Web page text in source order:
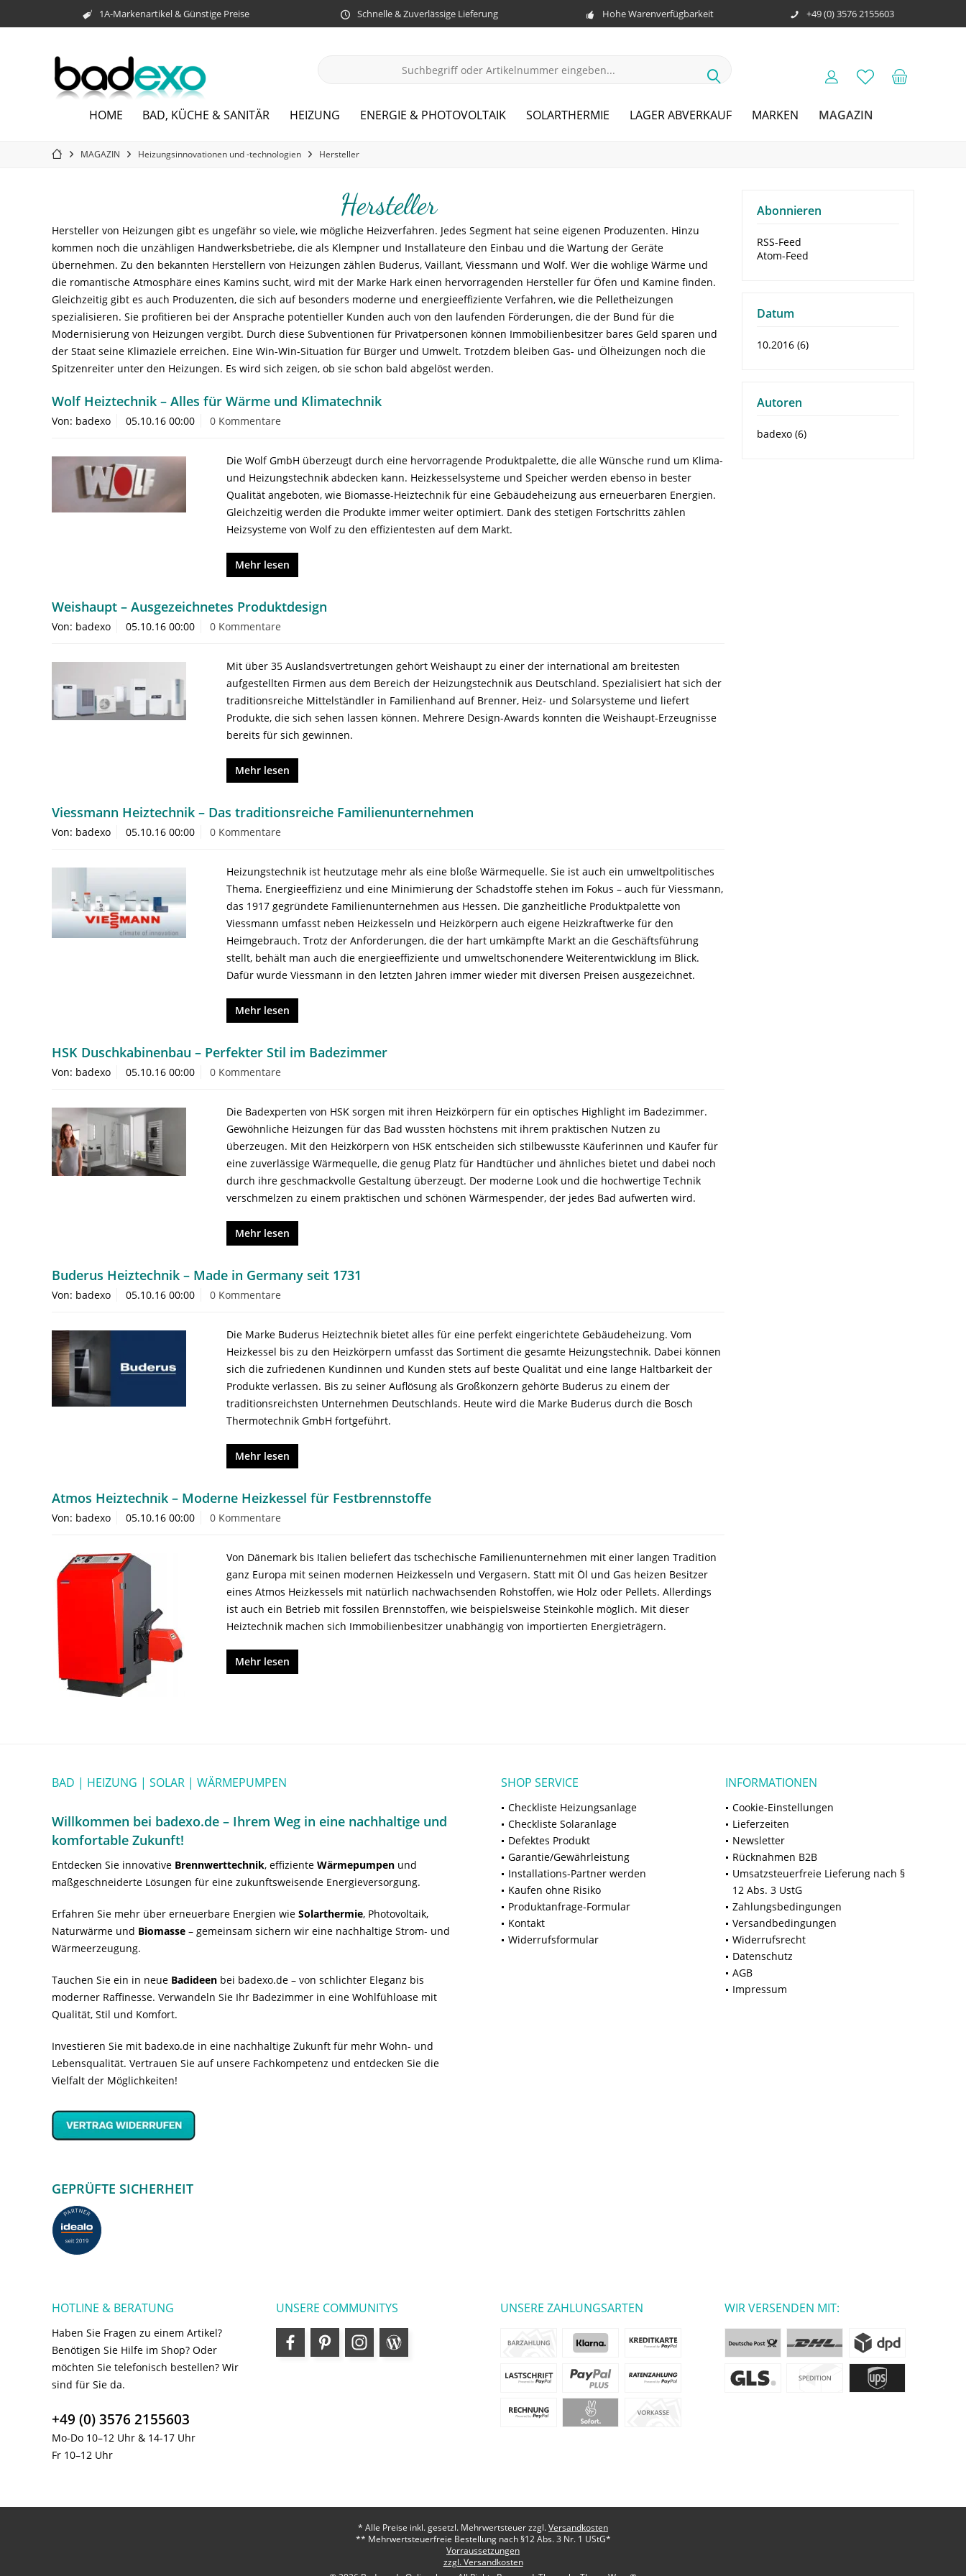
1A-Markenartikel & Günstige Preise Schnelle & Zuverlässige Lieferung Hohe Warenverfügbarkeit +49 (0) 3576 2155603
HOME BAD, KÜCHE & SANITÄR HEIZUNG ENERGIE & PHOTOVOLTAIK SOLARTHERMIE LAGER ABVERKAUF MARKEN MAGAZIN
MAGAZIN Heizungsinnovationen und -technologien Hersteller
Abonnieren
RSS-Feed
Atom-Feed
Datum
10.2016 (6)
Autoren
badexo (6)
Hersteller
Hersteller von Heizungen gibt es ungefähr so viele, wie mögliche Heizverfahren. Jedes Segment hat seine eigenen Produzenten. Hinzu
kommen noch die unzähligen Handwerksbetriebe, die als Klempner und Installateure den Einbau und die Wartung der Geräte
übernehmen. Zu den bekannten Herstellern von Heizungen zählen Buderus, Vaillant, Viessmann und Wolf. Wer die wohlige Wärme und
die romantische Atmosphäre eines Kamins sucht, wird mit der Marke Hark einen hervorragenden Hersteller für Öfen und Kamine finden.
Gleichzeitig gibt es auch Produzenten, die sich auf besonders moderne und energieeffiziente Verfahren, wie die Pelletheizungen
spezialisieren. Sie profitieren bei der Ansprache potentieller Kunden auch von den laufenden Förderungen, die der Bund für die
Modernisierung von Heizungen vergibt. Durch diese Subventionen für Privatpersonen können Immobilienbesitzer bares Geld sparen und
der Staat seine Klimaziele erreichen. Eine Win-Win-Situation für Bürger und Umwelt. Trotzdem bleiben Gas- und Ölheizungen noch die
Spitzenreiter unter den Heizungen. Es wird sich zeigen, ob sie schon bald abgelöst werden.
Wolf Heiztechnik – Alles für Wärme und Klimatechnik
Von: badexo 05.10.16 00:00 0 Kommentare
Die Wolf GmbH überzeugt durch eine hervorragende Produktpalette, die alle Wünsche rund um Klima-
und Heizungstechnik abdecken kann. Heizkesselsysteme und Speicher werden ebenso in bester
Qualität angeboten, wie Biomasse-Heiztechnik für eine Gebäudeheizung aus erneuerbaren Energien.
Gleichzeitig werden die Produkte immer weiter optimiert. Dank des stetigen Fortschritts zählen
Heizsysteme von Wolf zu den effizientesten auf dem Markt.
Mehr lesen
Weishaupt – Ausgezeichnetes Produktdesign
Von: badexo 05.10.16 00:00 0 Kommentare
Mit über 35 Auslandsvertretungen gehört Weishaupt zu einer der international am breitesten
aufgestellten Firmen aus dem Bereich der Heizungstechnik aus Deutschland. Spezialisiert hat sich der
traditionsreiche Mittelständler in Familienhand auf Brenner, Heiz- und Solarsysteme und liefert
Produkte, die sich sehen lassen können. Mehrere Design-Awards konnten die Weishaupt-Erzeugnisse
bereits für sich gewinnen.
Mehr lesen
Viessmann Heiztechnik – Das traditionsreiche Familienunternehmen
Von: badexo 05.10.16 00:00 0 Kommentare
Heizungstechnik ist heutzutage mehr als eine bloße Wärmequelle. Sie ist auch ein umweltpolitisches
Thema. Energieeffizienz und eine Minimierung der Schadstoffe stehen im Fokus – auch für Viessmann,
das 1917 gegründete Familienunternehmen aus Hessen. Die ganzheitliche Produktpalette von
Viessmann umfasst neben Heizkesseln und Heizkörpern auch eigene Heizkraftwerke für den
Heimgebrauch. Trotz der Anforderungen, die der hart umkämpfte Markt an die Geschäftsführung
stellt, behält man auch die energieeffiziente und umweltschonendere Weiterentwicklung im Blick.
Dafür wurde Viessmann in den letzten Jahren immer wieder mit diversen Preisen ausgezeichnet.
Mehr lesen
HSK Duschkabinenbau – Perfekter Stil im Badezimmer
Von: badexo 05.10.16 00:00 0 Kommentare
Die Badexperten von HSK sorgen mit ihren Heizkörpern für ein optisches Highlight im Badezimmer.
Gewöhnliche Heizungen für das Bad wussten höchstens mit ihrem praktischen Nutzen zu
überzeugen. Mit den Heizkörpern von HSK entscheiden sich stilbewusste Käuferinnen und Käufer für
eine zuverlässige Wärmequelle, die genug Platz für Handtücher und ähnliches bietet und dabei noch
durch ihre geschmackvolle Gestaltung überzeugt. Der moderne Look und die hochwertige Technik
verschmelzen zu einem praktischen und schönen Wärmespender, der jedes Bad aufwerten wird.
Mehr lesen
Buderus Heiztechnik – Made in Germany seit 1731
Von: badexo 05.10.16 00:00 0 Kommentare
Die Marke Buderus Heiztechnik bietet alles für eine perfekt eingerichtete Gebäudeheizung. Vom
Heizkessel bis zu den Heizkörpern umfasst das Sortiment die gesamte Heizungstechnik. Dabei können
sich die zufriedenen Kundinnen und Kunden stets auf beste Qualität und eine lange Haltbarkeit der
Produkte verlassen. Bis zu seiner Auflösung als Großkonzern gehörte Buderus zu einem der
traditionsreichsten Unternehmen Deutschlands. Heute wird die Marke Buderus durch die Bosch
Thermotechnik GmbH fortgeführt.
Mehr lesen
Atmos Heiztechnik – Moderne Heizkessel für Festbrennstoffe
Von: badexo 05.10.16 00:00 0 Kommentare
Von Dänemark bis Italien beliefert das tschechische Familienunternehmen mit einer langen Tradition
ganz Europa mit seinen modernen Heizkesseln und Vergasern. Statt mit Öl und Gas heizen Besitzer
eines Atmos Heizkessels mit natürlich nachwachsenden Rohstoffen, wie Holz oder Pellets. Allerdings
ist auch ein Betrieb mit fossilen Brennstoffen, wie beispielsweise Steinkohle möglich. Mit dieser
Heiztechnik machen sich Immobilienbesitzer unabhängig von importierten Energieträgern.
Mehr lesen
BAD | HEIZUNG | SOLAR | WÄRMEPUMPEN
Willkommen bei badexo.de – Ihrem Weg in eine nachhaltige und
komfortable Zukunft!
Entdecken Sie innovative Brennwerttechnik, effiziente Wärmepumpen und
maßgeschneiderte Lösungen für eine zukunftsweisende Energieversorgung.
Erfahren Sie mehr über erneuerbare Energien wie Solarthermie, Photovoltaik,
Naturwärme und Biomasse – gemeinsam sichern wir eine nachhaltige Strom- und
Wärmeerzeugung.
Tauchen Sie ein in neue Badideen bei badexo.de – von schlichter Eleganz bis
moderner Raffinesse. Verwandeln Sie Ihr Badezimmer in eine Wohlfühloase mit
Qualität, Stil und Komfort.
Investieren Sie mit badexo.de in eine nachhaltige Zukunft für mehr Wohn- und
Lebensqualität. Vertrauen Sie auf unsere Fachkompetenz und entdecken Sie die
Vielfalt der Möglichkeiten!
GEPRÜFTE SICHERHEIT
SHOP SERVICE
Checkliste Heizungsanlage
Checkliste Solaranlage
Defektes Produkt
Garantie/Gewährleistung
Installations-Partner werden
Kaufen ohne Risiko
Produktanfrage-Formular
Kontakt
Widerrufsformular
INFORMATIONEN
Cookie-Einstellungen
Lieferzeiten
Newsletter
Rücknahmen B2B
Umsatzsteuerfreie Lieferung nach §
12 Abs. 3 UstG
Zahlungsbedingungen
Versandbedingungen
Widerrufsrecht
Datenschutz
AGB
Impressum
HOTLINE & BERATUNG
Haben Sie Fragen zu einem Artikel?
Benötigen Sie Hilfe im Shop? Oder
möchten Sie telefonisch bestellen? Wir
sind für Sie da.
+49 (0) 3576 2155603
Mo-Do 10–12 Uhr & 14-17 Uhr
Fr 10–12 Uhr
UNSERE COMMUNITYS UNSERE ZAHLUNGSARTEN WIR VERSENDEN MIT:
* Alle Preise inkl. gesetzl. Mehrwertsteuer zzgl.Versandkosten
** Mehrwertsteuerfreie Bestellung nach §12 Abs. 3 Nr. 1 UStG*
Vorraussetzungen
zzgl. Versandkosten